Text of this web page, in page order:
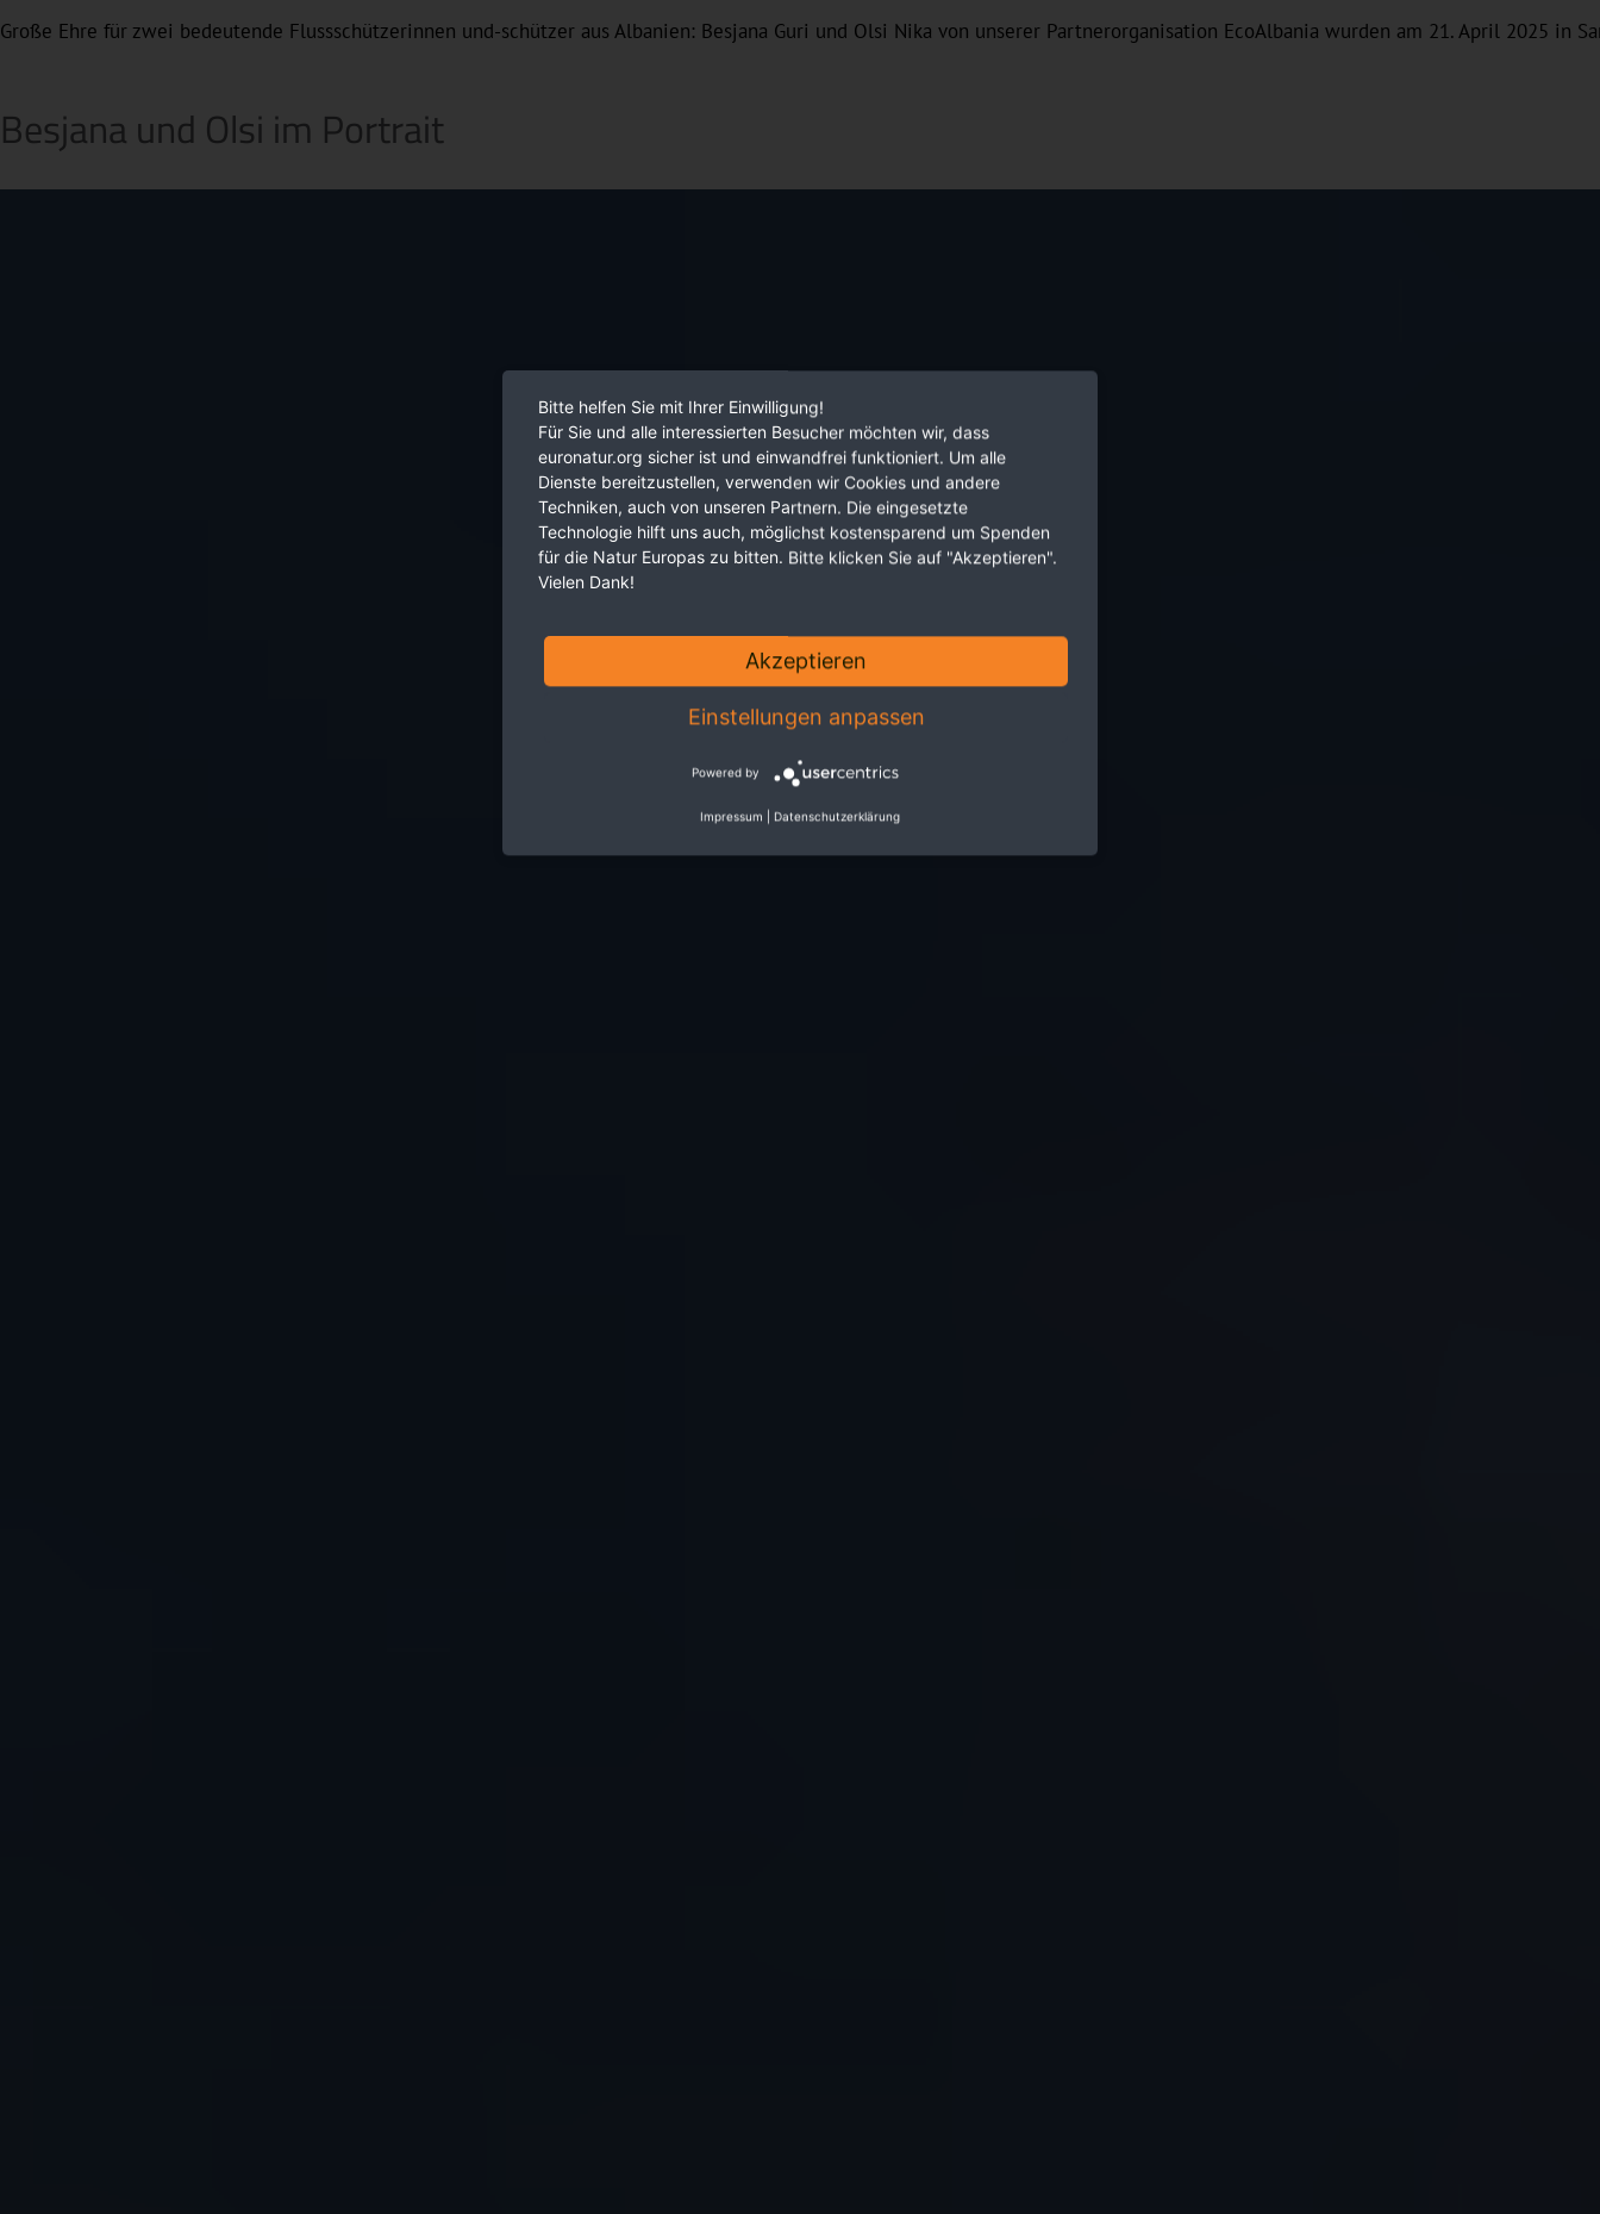
Große Ehre für zwei bedeutende Flussschützerinnen und-schützer aus Albanien: Besjana Guri und Olsi Nika von unserer Partnerorganisation EcoAlbania wurden am 21. April
Besjana und Olsi im Portrait
Bitte helfen Sie mit Ihrer Einwilligung!
Für Sie und alle interessierten Besucher möchten wir, dass
euronatur.org sicher ist und einwandfrei funktioniert. Um alle
Dienste bereitzustellen, verwenden wir Cookies und andere
Techniken, auch von unseren Partnern. Die eingesetzte
Technologie hilft uns auch, möglichst kostensparend um Spenden
für die Natur Europas zu bitten. Bitte klicken Sie auf "Akzeptieren".
Vielen Dank!
Akzeptieren
Einstellungen anpassen
Powered by
Impressum Datenschutzerklärung